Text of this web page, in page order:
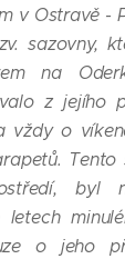
v Ostravě -
sazovny,
na
z jejího
vždy o
Tento
byl
letech
o jeho